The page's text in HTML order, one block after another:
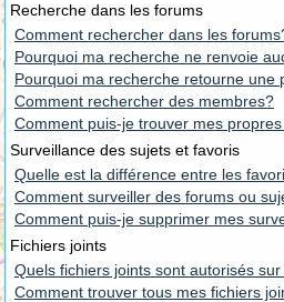
Recherche dans les forums
Comment rechercher dans les
Pourquoi ma recherche ne renvoie
Pourquoi ma recherche retourne une
Comment rechercher des membres?
Comment puis-je trouver mes
Surveillance des sujets et favoris
Quelle est la différence entre les
Comment surveiller des forums ou
Comment puis-je supprimer mes
Fichiers joints
Quels fichiers joints sont autorisés
Comment trouver tous mes fichiers